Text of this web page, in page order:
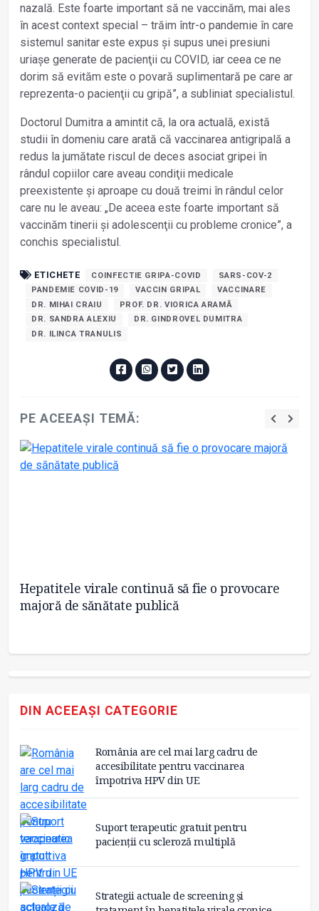
nazală. Este foarte important să ne vaccinăm, mai ales
în acest context special – trăim într-o pandemie în care
sistemul sanitar este expus și supus unei presiuni
uriașe generate de pacienţii cu COVID, iar ceea ce ne
dorim să evităm este o povară suplimentară pe care ar
reprezenta-o pacienţii cu gripă”, a subliniat specialistul.
Doctorul Dumitra a amintit că, la ora actuală, există
studii în domeniu care arată că vaccinarea antigripală a
redus la jumătate riscul de deces asociat gripei în
rândul copiilor care aveau condiţii medicale
preexistente și aproape cu două treimi în rândul celor
care nu le aveau: „De aceea este foarte important să
vaccinăm tinerii și adolescenţii cu probleme cronice”, a
conchis specialistul.
ETICHETE COINFECTIE GRIPA-COVID
SARS-COV-2
PANDEMIE COVID-19
VACCIN GRIPAL
VACCINARE
DR. MIHAI CRAIU
PROF. DR. VIORICA ARAMĂ
DR. SANDRA ALEXIU
DR. GINDROVEL DUMITRA
DR. ILINCA TRANULIS
PE ACEEAȘI TEMĂ:
Hepatitele virale continuă să fie o provocare
majoră de sănătate publică
DIN ACEEAȘI CATEGORIE
România are cel mai larg cadru de
accesibilitate pentru vaccinarea
împotriva HPV din UE
Suport terapeutic gratuit pentru
pacienții cu scleroză multiplă
Strategii actuale de screening și